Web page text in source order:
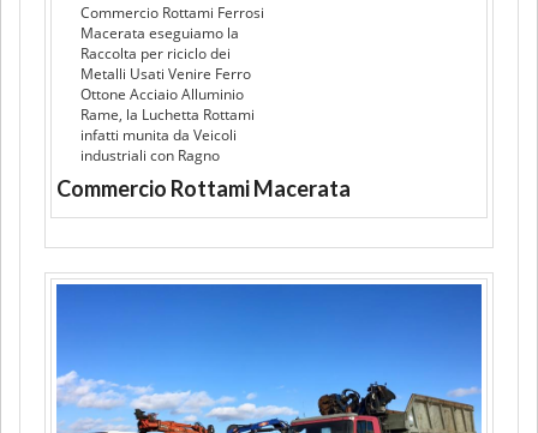
Commercio Rottami Ferrosi
Macerata eseguiamo la
Raccolta per riciclo dei
Metalli Usati Venire Ferro
Ottone Acciaio Alluminio
Rame, la Luchetta Rottami
infatti munita da Veicoli
industriali con Ragno
Commercio Rottami Macerata